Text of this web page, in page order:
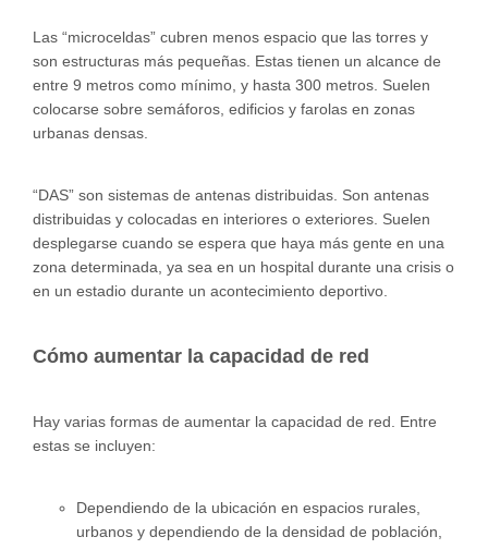
Las “microceldas” cubren menos espacio que las torres y
son estructuras más pequeñas. Estas tienen un alcance de
entre 9 metros como mínimo, y hasta 300 metros. Suelen
colocarse sobre semáforos, edificios y farolas en zonas
urbanas densas.
“DAS” son sistemas de antenas distribuidas. Son antenas
distribuidas y colocadas en interiores o exteriores. Suelen
desplegarse cuando se espera que haya más gente en una
zona determinada, ya sea en un hospital durante una crisis o
en un estadio durante un acontecimiento deportivo.
Cómo aumentar la capacidad de red
Hay varias formas de aumentar la capacidad de red. Entre
estas se incluyen:
Dependiendo de la ubicación en espacios rurales,
urbanos y dependiendo de la densidad de población,